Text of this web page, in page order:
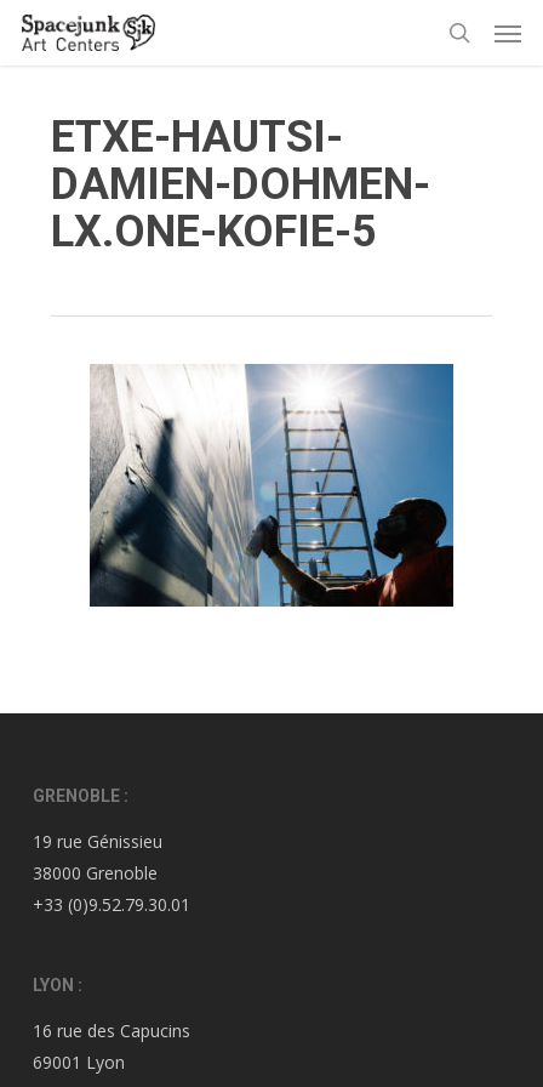
Skip
ETXE-HAUTSI-
DAMIEN-DOHMEN-
LX.ONE-KOFIE-5
GRENOBLE :
19 rue Génissieu
38000 Grenoble
+33 (0)9.52.79.30.01
LYON :
16 rue des Capucins
69001 Lyon